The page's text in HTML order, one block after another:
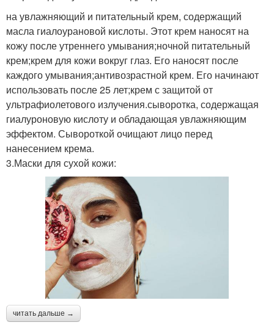
на увлажняющий и питательный крем, содержащий
масла гиалоурановой кислоты. Этот крем наносят на
кожу после утреннего умывания;ночной питательный
крем;крем для кожи вокруг глаз. Его наносят после
каждого умывания;антивозрастной крем. Его начинают
использовать после 25 лет;крем с защитой от
ультрафиолетового излучения.сыворотка, содержащая
гиалуроновую кислоту и обладающая увлажняющим
эффектом. Сывороткой очищают лицо перед
нанесением крема.
3.Маски для сухой кожи:
читать дальше →